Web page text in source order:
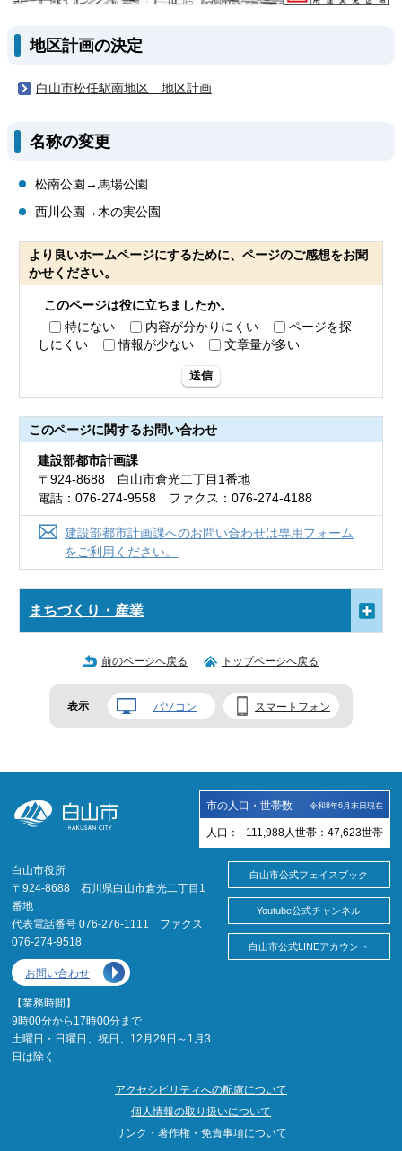
地区計画の決定
白山市松任駅南地区 地区計画
名称の変更
松南公園→馬場公園
西川公園→木の実公園
より良いホームページにするために、ページのご感想をお聞
かせください。
このページは役に立ちましたか。
特にない
内容が分かりにくい
ページを探
しにくい
情報が少ない 文章量が多い
送信
このページに関するお問い合わせ
建設部都市計画課
〒924-8688 白山市倉光二丁目1番地
電話：076-274-9558 ファクス：076-274-4188
建設部都市計画課へのお問い合わせは専用フォーム
をご利用ください。
まちづくり・産業
前のページへ戻る トップページへ戻る
表示 パソコン スマートフォン
市の人口・世帯数 令和8年6月末日現在
人口： 111,988 人 世帯： 47,623世帯
白山市役所
〒924-8688 石川県白山市倉光二丁目1
番地
代表電話番号 076-276-1111 ファクス
076-274-9518
お問い合わせ
【業務時間】
9時00分から17時00分まで
土曜日・日曜日、祝日、12月29日～1月3
日は除く
白山市公式フェイスブック
Youtube公式チャンネル
白山市公式LINEアカウント
アクセシビリティへの配慮について
個人情報の取り扱いについて
リンク・著作権・免責事項について